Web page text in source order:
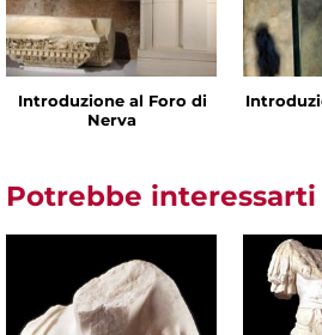
Introduzione al Foro di
Nerva
Potrebbe interessarti